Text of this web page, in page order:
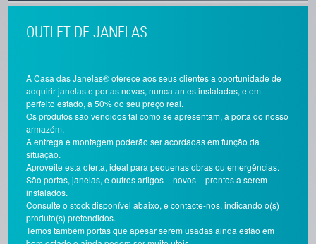
OUTLET DE JANELAS
A Casa das Janelas® oferece aos seus clientes a oportunidade de
adquirir janelas e portas novas, nunca antes instaladas, e em
perfeito estado, a 50% do seu preço real.
Os produtos são vendidos tal como se apresentam, à porta do nosso
armazém.
A entrega e montagem poderão ser acordadas em função da
situação.
Aproveite esta oferta, ideal para pequenas obras ou emergências.
São portas, janelas, e outros artigos – novos – prontos a serem
instalados.
Consulte o stock disponível abaixo, e contacte-nos, indicando o(s)
produto(s) pretendidos.
Temos também portas que apesar serem usadas ainda estão em